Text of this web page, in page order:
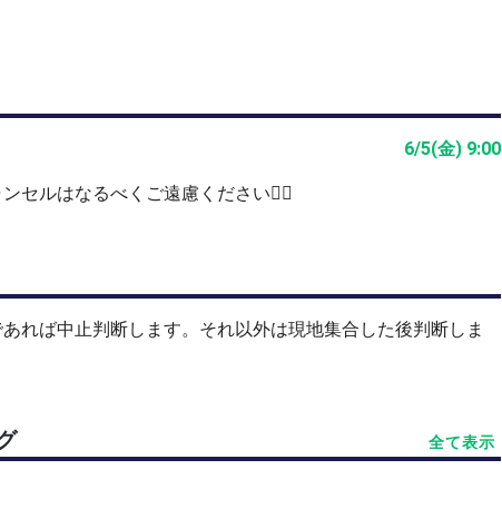
6/5(金) 9:00
セルはなるべくご遠慮ください🙇‍♀️
れば中止判断します。それ以外は現地集合した後判断しま
全て表示